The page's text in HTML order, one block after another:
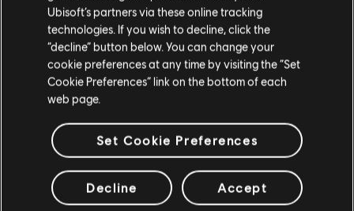
INSCRIVEZ-VOUS DÈS MAINTENANT
Actualités The Division
Ubisoft’s partners via these online tracking
technologies. If you wish to decline, click the
“decline” button below. You can change your
cookie preferences at any time by visiting the “Set
Cookie Preferences” link on the bottom of each
web page.
Set Cookie Preferences
Decline Accept